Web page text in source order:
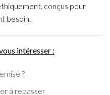
conçus pour
besoin.
intéresser :
?
à repasser